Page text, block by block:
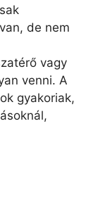
de nem
vagy
venni. A
gyakoriak,